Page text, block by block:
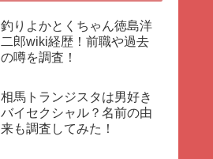
釣りよかとくちゃん徳島洋
二郎wiki経歴！前職や過去
の噂を調査！
相馬トランジスタは男好き
バイセクシャル？名前の由
来も調査してみた！